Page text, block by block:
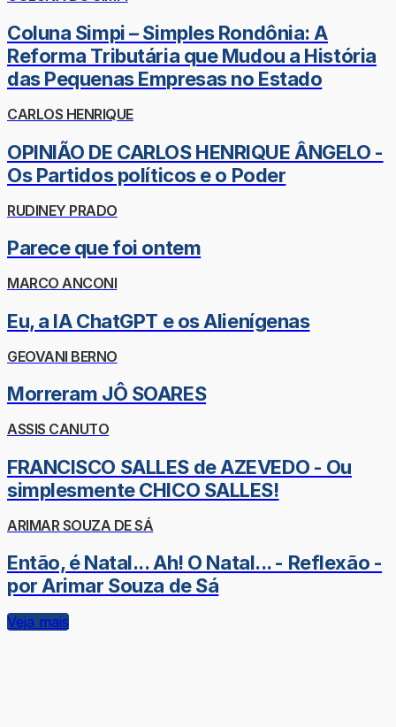
Coluna Simpi – Simples Rondônia: A
Reforma Tributária que Mudou a História
das Pequenas Empresas no Estado
CARLOS HENRIQUE
OPINIÃO DE CARLOS HENRIQUE ÂNGELO -
Os Partidos políticos e o Poder
RUDINEY PRADO
Parece que foi ontem
MARCO ANCONI
Eu, a IA ChatGPT e os Alienígenas
GEOVANI BERNO
Morreram JÔ SOARES
ASSIS CANUTO
FRANCISCO SALLES de AZEVEDO - Ou
simplesmente CHICO SALLES!
ARIMAR SOUZA DE SÁ
Então, é Natal... Ah! O Natal... - Reflexão -
por Arimar Souza de Sá
Veja mais